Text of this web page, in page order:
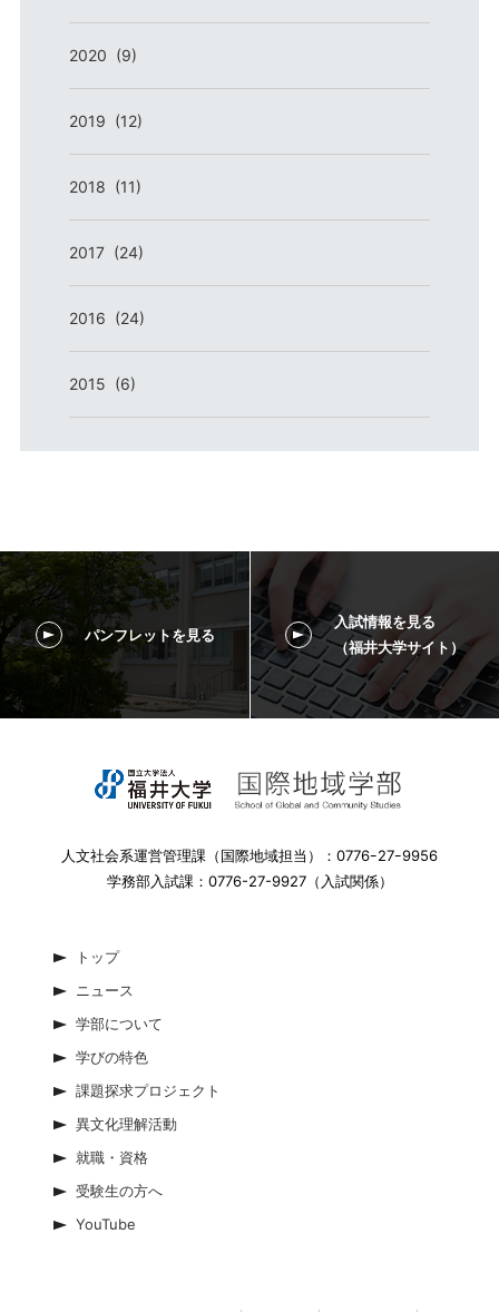
2020 (9)
2019 (12)
2018 (11)
2017 (24)
2016 (24)
2015 (6)
パンフレットを見る
入試情報を見る
（福井大学サイト）
人文社会系運営管理課（国際地域担当）：0776ｰ27ｰ9956
学務部入試課：0776-27-9927（入試関係）
トップ
ニュース
学部について
学びの特色
課題探求プロジェクト
異文化理解活動
就職・資格
受験生の方へ
YouTube